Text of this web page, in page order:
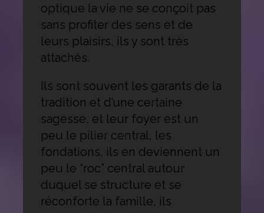
optique la vie ne se conçoit pas
sans profiter des sens et de
leurs plaisirs, ils y sont très
attachés.
Ils sont souvent les garants de la
tradition et d’une certaine
sagesse, et leur foyer est un
peu le pilier central, les
fondations, ils en deviennent un
peu le “roc” central autour
duquel se structure et se
réconforte la famille, ils